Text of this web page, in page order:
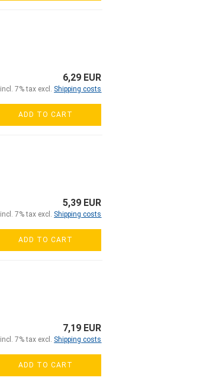
6,29 EUR
incl. 7% tax excl. Shipping costs
ADD TO CART
5,39 EUR
incl. 7% tax excl. Shipping costs
ADD TO CART
7,19 EUR
incl. 7% tax excl. Shipping costs
ADD TO CART